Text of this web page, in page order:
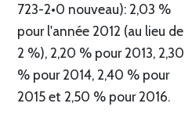
723-2•0 nouveau): 2,03 %
pour l'année 2012 (au lieu de
2 %), 2,20 % pour 2013, 2,30
% pour 2014, 2,40 % pour
2015 et 2,50 % pour 2016.